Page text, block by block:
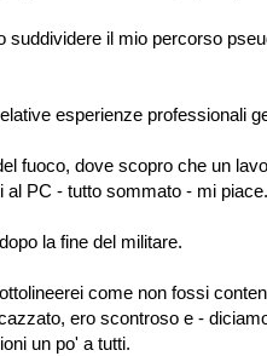
suddividere il mio percorso
esperienze professionali
fuoco, dove scopro che un
al PC - tutto sommato - mi piace.
la fine del militare.
come non fossi
ero scontroso e -
un po' a tutti.